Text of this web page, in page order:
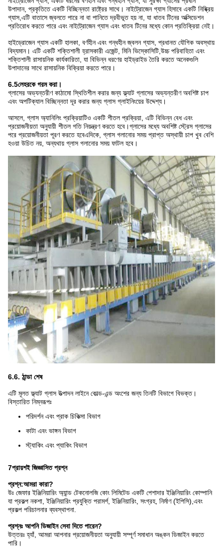
উপাদান, প্রকৃতিতে একটি বিচ্ছিন্নতা রাষ্ট্রের সাথে। নাইট্রোজেন গ্যাস হিসাবে একটি নিষ্ক্রিয়
গ্যাস,এটি বাতাসে জ্বলতে পারে না বা পানিতে দ্রবীভূত হয় না, যা ধাতব টিনের অক্সিডেশন
প্রতিরোধ করতে পারে এবং নাইট্রোজেন গ্যাস এবং ধাতব টিনের মধ্যে কোন প্রতিক্রিয়া নেই।
হাইড্রোজেন গ্যাস একটি হালকা, বর্ণহীন এবং গন্ধহীন জ্বলন গ্যাস, প্রধানত যৌগিক অবস্থায়
বিদ্যমান। এটি একটি শক্তিশালী হ্রাসকারী এজেন্ট, মিনি ভিস্কোসিটি,উচ্চ পরিবাহিতা এবং
শক্তিশালী রাসায়নিক কার্যকারিতা, যা বিভিন্ন ধরণের হাইড্রাইড তৈরি করতে অনেকগুলি
উপাদানের সাথে রাসায়নিক বিক্রিয়া করতে পারে।
6.5লেহরকে গরম করা।
গ্লাসের অভ্যন্তরীণ কাঠামো স্থিতিশীল করার জন্য ফ্ল্যাট গ্লাসের অভ্যন্তরীণ অবশিষ্ট চাপ
এবং অপটিক্যাল বিচ্ছিন্নতা দূর করার জন্য গ্লাস গ্লাইনিংয়ের উদ্দেশ্য।
আসলে, গ্লাস অ্যানিলিং প্রক্রিয়াটিও একটি শীতল প্রক্রিয়া, এটি বিভিন্ন বেধ এবং
প্রয়োজনীয়তা অনুযায়ী শীতল গতি নিয়ন্ত্রণ করতে হবে।গ্লাসের মধ্যে অবশিষ্ট স্ট্রেস গ্লাসের
পরে প্রয়োজনীয়তা পূরণ করতে হবেএদিকে, গ্লাস গলানোর সময় প্রাপ্ত অস্থায়ী চাপ খুব বেশি
হওয়া উচিত নয়, অন্যথায় গ্লাস গলানোর সময় ফাটল হবে।
6.6. ঠান্ডা শেষ
এটি মূলত ফ্ল্যাট গ্লাস উত্পাদন লাইনে কোল্ড-এন্ড অংশের জন্য তিনটি বিভাগে বিভক্ত।
বিস্তারিত নিম্নরূপঃ
পরিদর্শন এবং প্রাক চিকিত্সা বিভাগ
কাটা এবং ভাঙ্গন বিভাগ
স্ট্যাকিং এবং প্যাকিং বিভাগ
7প্রায়শই জিজ্ঞাসিত প্রশ্ন
প্রশ্ন:আমরা কারা?
উঃ জেফার ইঞ্জিনিয়ারিং অ্যান্ড টেকনোলজি কোং লিমিটেড একটি পেশাদার ইঞ্জিনিয়ারিং কোম্পানি
যা প্রকল্প নকশা, ইঞ্জিনিয়ারিং প্রযুক্তি পরামর্শ, ইঞ্জিনিয়ারিং, সংগ্রহ, নির্মাণ (ইপিসি),এবং
প্রকল্প পরিচালনার ব্যবস্থাপনা.
প্রশ্নঃ আপনি ডিজাইন সেবা দিতে পারেন?
উত্তরঃ হ্যাঁ, আমরা আপনার প্রয়োজনীয়তা অনুযায়ী সম্পূর্ণ সমাধান অঙ্কন ডিজাইন করতে
পারি।